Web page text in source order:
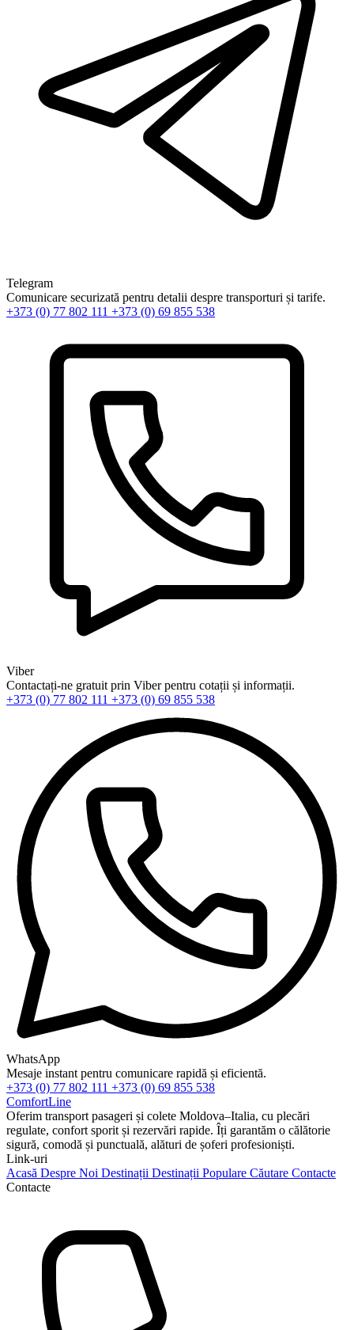
Telegram
Comunicare securizată pentru detalii despre transporturi și tarife.
+373 (0) 77 802 111 +373 (0) 69 855 538
Viber
Contactați-ne gratuit prin Viber pentru cotații și informații.
+373 (0) 77 802 111 +373 (0) 69 855 538
WhatsApp
Mesaje instant pentru comunicare rapidă și eficientă.
+373 (0) 77 802 111 +373 (0) 69 855 538
ComfortLine
Oferim transport pasageri și colete Moldova–Italia, cu plecări
regulate, confort sporit și rezervări rapide. Îți garantăm o călătorie
sigură, comodă și punctuală, alături de șoferi profesioniști.
Link-uri
Acasă Despre Noi Destinații Destinații Populare Căutare Contacte
Contacte